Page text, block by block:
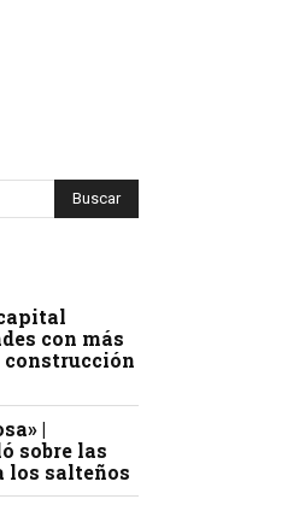
con más
|
sobre las
los salteños